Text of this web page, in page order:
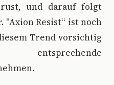
und darauf folgt
"Axion Resist“ ist noch
Trend vorsichtig